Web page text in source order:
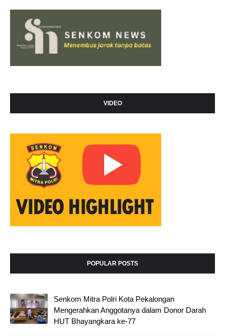
VIDEO
POPULAR POSTS
Senkom Mitra Polri Kota Pekalongan
Mengerahkan Anggotanya dalam Donor Darah
HUT Bhayangkara ke-77